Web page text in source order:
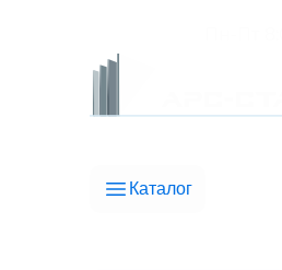
Каталог